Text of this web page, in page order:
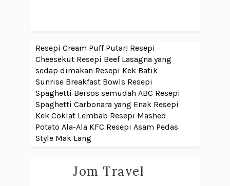
Resepi Cream Puff Putar! Resepi
Cheesekut Resepi Beef Lasagna yang
sedap dimakan Resepi Kek Batik
Sunrise Breakfast Bowls Resepi
Spaghetti Bersos semudah ABC Resepi
Spaghetti Carbonara yang Enak Resepi
Kek Coklat Lembab Resepi Mashed
Potato Ala-Ala KFC Resepi Asam Pedas
Style Mak Lang
Jom Travel